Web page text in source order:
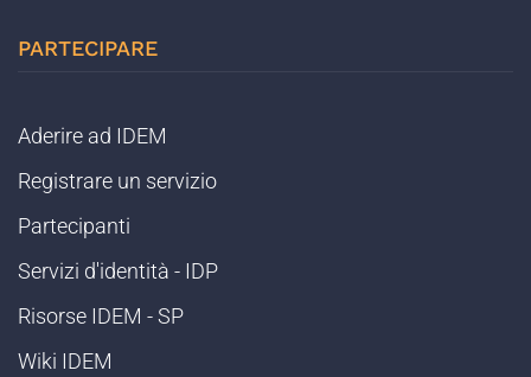
PARTECIPARE
Aderire ad IDEM
Registrare un servizio
Partecipanti
Servizi d'identità - IDP
Risorse IDEM - SP
Wiki IDEM